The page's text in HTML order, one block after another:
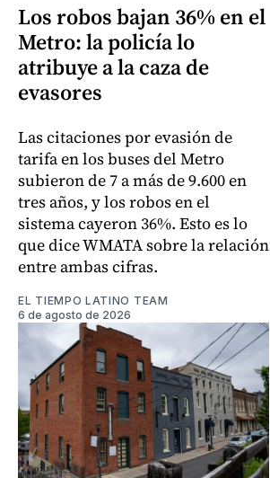
Los robos bajan 36% en el
Metro: la policía lo
atribuye a la caza de
evasores
Las citaciones por evasión de
tarifa en los buses del Metro
subieron de 7 a más de 9.600 en
tres años, y los robos en el
sistema cayeron 36%. Esto es lo
que dice WMATA sobre la relación
entre ambas cifras.
EL TIEMPO LATINO TEAM
6 de agosto de 2026